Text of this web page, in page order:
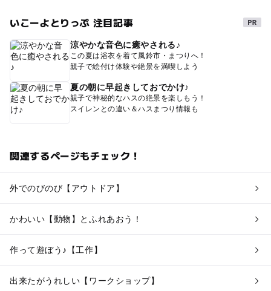
いこーよとりっぷ 注目記事
涼やかな音色に癒やされる♪
この夏は浴衣を着て風鈴市・まつりへ！
親子で絵付け体験や絶景を満喫しよう
夏の朝に早起きしておでかけ♪
親子で神秘的なハスの絶景を楽しもう！
スイレンとの違い＆ハスまつり情報も
関連するページもチェック！
外でのびのび【アウトドア】
かわいい【動物】とふれあおう！
作って遊ぼう♪【工作】
出来たがうれしい【ワークショップ】